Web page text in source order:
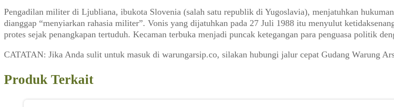
Pengadilan militer di Ljubliana, ibukota Slovenia (salah satu republik di Yugoslavia), menjatuhkan
dianggap “menyiarkan rahasia militer”. Vonis yang dijatuhkan pada 27 Juli 1988 itu menyulut
protes sejak penangkapan tertuduh. Kecaman terbuka menjadi puncak ketegangan para penguasa politik
CATATAN: Jika Anda sulit untuk masuk di warungarsip.co, silakan hubungi jalur cepat Gudang Warung
Produk Terkait